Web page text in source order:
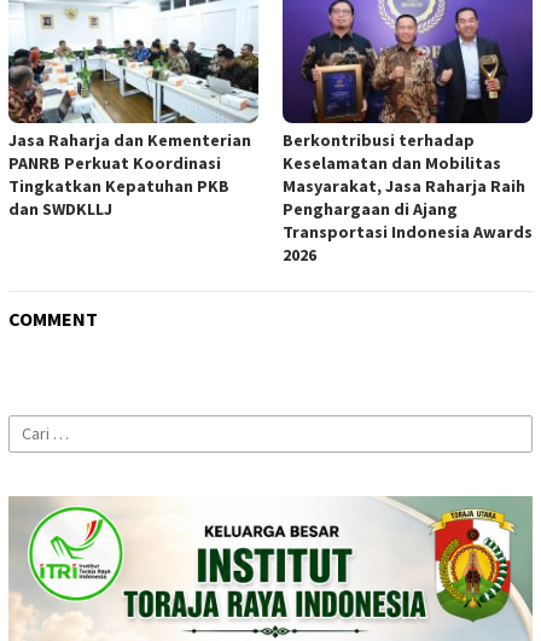
Jasa Raharja dan Kementerian
PANRB Perkuat Koordinasi
Tingkatkan Kepatuhan PKB
dan SWDKLLJ
Berkontribusi terhadap
Keselamatan dan Mobilitas
Masyarakat, Jasa Raharja Raih
Penghargaan di Ajang
Transportasi Indonesia Awards
2026
COMMENT
Cari
untuk: